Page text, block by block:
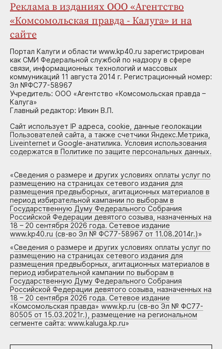
Реклама в изданиях ООО «Агентство
«Комсомольская правда - Калуга» и на
сайте
Портал Калуги и области www.kp40.ru зарегистрирован
как СМИ Федеральной службой по надзору в сфере
связи, информационных технологий и массовых
коммуникаций 11 августа 2014 г. Регистрационный номер:
Эл №ФС77-58967
Учредитель: ООО «Агентство «Комсомольская правда –
Калуга»
Главный редактор: Ивкин В.П.
Сайт использует IP адреса, cookie, данные геолокации
Пользователей сайта, а также счетчики Яндекс.Метрика,
Liveinternet и Google-анатилика. Условия использования
содержатся в Политике по защите персональных данных.
«Сведения о размере и других условиях оплаты услуг по
размещению на страницах сетевого издания для
размещения предвыборных, агитационных материалов в
период избирательной кампании по выборам в
Государственную Думу Федерального Собрания
Российской Федерации девятого созыва, назначенных на
18 – 20 сентября 2026 года. Сетевое издание
www.kp40.ru (св-во Эл № ФС77-58967 от 11.08.2014г.)»
«Сведения о размере и других условиях оплаты услуг по
размещению на страницах сетевого издания для
размещения предвыборных, агитационных материалов в
период избирательной кампании по выборам в
Государственную Думу Федерального Собрания
Российской Федерации девятого созыва, назначенных на
18 – 20 сентября 2026 года. Сетевое издание
«Комсомольская правда» www.kp.ru (св-во Эл № ФС77-
80505 от 15.03.2021г.), размещение на региональном
сегменте сайта: www.kaluga.kp.ru»